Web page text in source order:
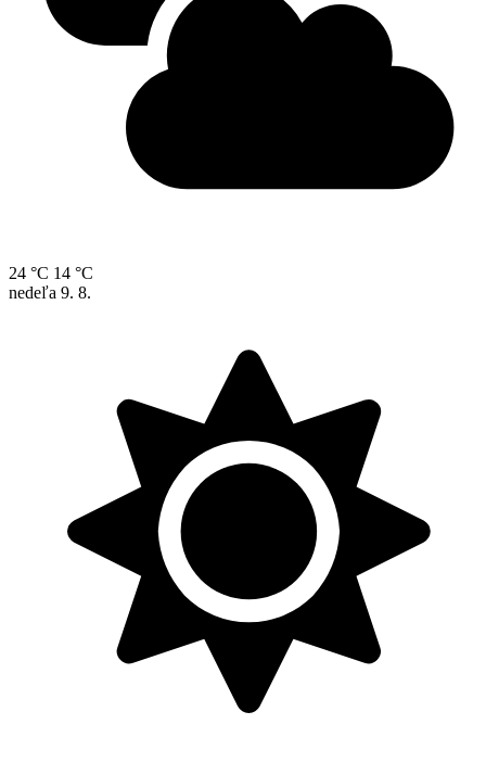
24 °C 14 °C
nedeľa 9. 8.